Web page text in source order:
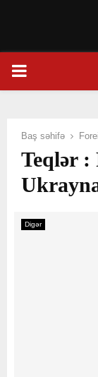
PRIMARY
Baş səhifə
Teqlər :
Digər